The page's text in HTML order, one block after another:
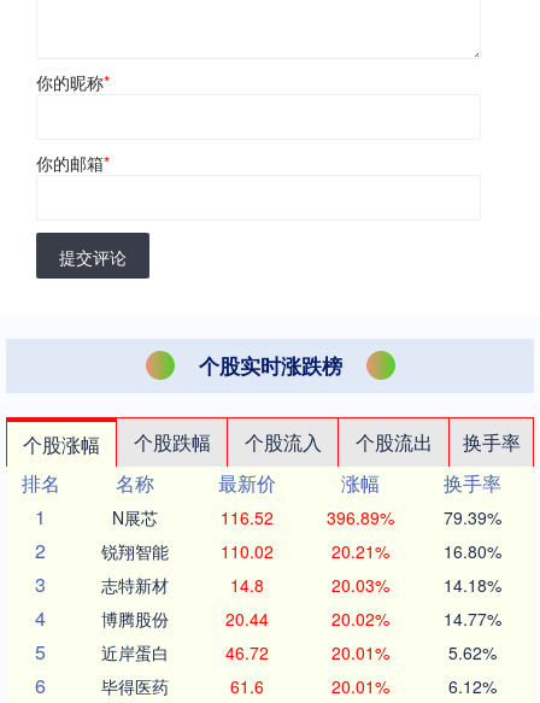
你的昵称*
你的邮箱*
提交评论
个股实时涨跌榜
个股涨幅 个股跌幅 个股流入 个股流出
换手率
排名
名称 最新价 涨幅
换手率
1
N展芯 116.52 396.89% 79.39%
2 锐翔智能 110.02 20.21% 16.80%
3 志特新材 14.8 20.03% 14.18%
4 博腾股份 20.44 20.02% 14.77%
5 近岸蛋白 46.72 20.01% 5.62%
6 毕得医药 61.6 20.01% 6.12%